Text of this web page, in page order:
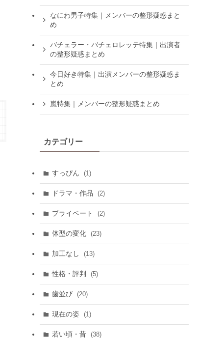
なにわ男子特集｜メンバーの整形疑惑まと
め
バチェラー・バチェロレッテ特集｜出演者
の整形疑惑まとめ
今日好き特集｜出演メンバーの整形疑惑ま
とめ
嵐特集｜メンバーの整形疑惑まとめ
カテゴリー
すっぴん (1)
ドラマ・作品 (2)
プライベート (2)
体型の変化 (23)
加工なし (13)
性格・評判 (5)
歯並び (20)
現在の姿 (1)
若い頃・昔 (38)